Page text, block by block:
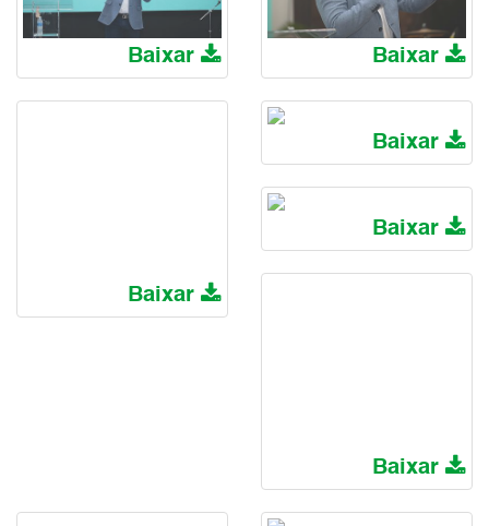
Baixar Baixar
Baixar
Baixar
Baixar
Baixar